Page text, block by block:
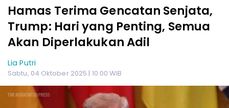
Hamas Terima Gencatan Senjata,
Trump: Hari yang Penting, Semua
Akan Diperlakukan Adil
Lia Putri
Sabtu, 04 Oktober 2025 | 10:00 WIB